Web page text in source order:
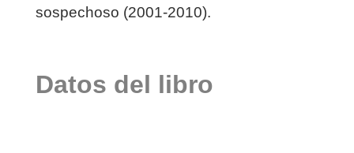
sospechoso (2001-2010).
Datos del libro